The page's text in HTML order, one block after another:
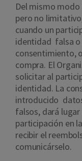
Del mismo
pero no
cuando un
identidad falsa o
consentimiento,
compra. El
solicitar al
identidad. La
introducido
falsos, dará
participación en
recibir el
comunicárselo.